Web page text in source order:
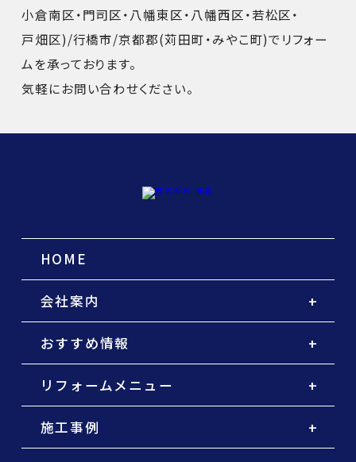
小倉南区・門司区・ 八幡東区・ 八幡西区・若松区・
戸畑区)/行橋市/京都郡(苅田町・みやこ町)でリフォー
ムを承っております。
気軽にお問い合わせください。
HOME
会社案内
おすすめ情報
リフォームメニュー
施工事例